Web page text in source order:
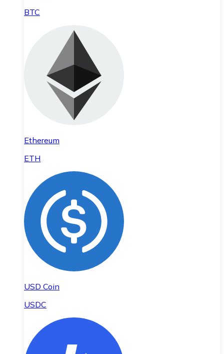
BTC
Ethereum
ETH
USD Coin
USDC